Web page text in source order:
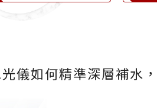
儀如何精準深層補水